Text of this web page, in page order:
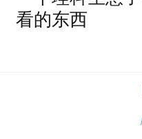
看的东西